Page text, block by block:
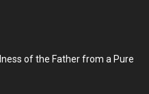
of the Father from a Pure